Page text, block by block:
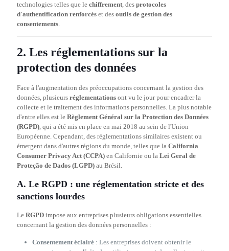
technologies telles que le chiffrement, des protocoles
d'authentification renforcés et des outils de gestion des
consentements.
2. Les réglementations sur la
protection des données
Face à l'augmentation des préoccupations concernant la gestion des
données, plusieurs réglementations ont vu le jour pour encadrer la
collecte et le traitement des informations personnelles. La plus notable
d'entre elles est le Règlement Général sur la Protection des Données
(RGPD), qui a été mis en place en mai 2018 au sein de l'Union
Européenne. Cependant, des réglementations similaires existent ou
émergent dans d'autres régions du monde, telles que la California
Consumer Privacy Act (CCPA) en Californie ou la Lei Geral de
Proteção de Dados (LGPD) au Brésil.
A. Le RGPD : une réglementation stricte et des
sanctions lourdes
Le RGPD impose aux entreprises plusieurs obligations essentielles
concernant la gestion des données personnelles :
Consentement éclairé : Les entreprises doivent obtenir le